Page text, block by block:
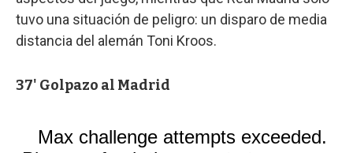
tuvo una situación de peligro: un disparo de media
distancia del alemán Toni Kroos.
37' Golpazo al Madrid